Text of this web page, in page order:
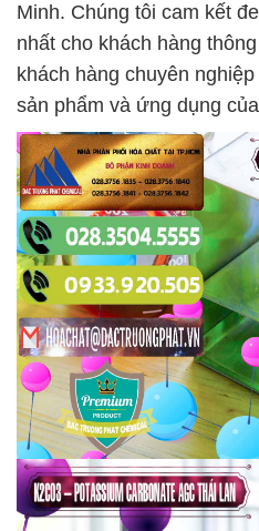
Minh. Chúng tôi cam kết
nhất cho khách hàng
khách hàng chuyên
sản phẩm và ứng dụng